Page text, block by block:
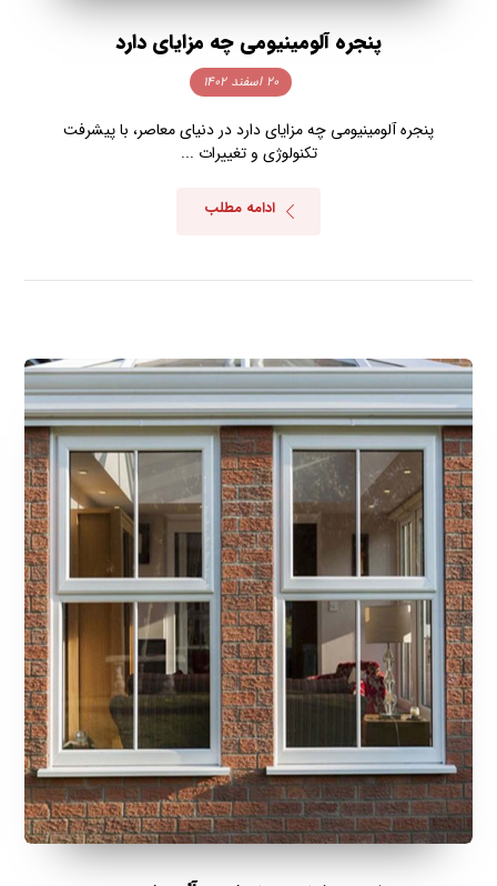
پنجره آلومینیومی چه مزایای دارد
۲۰ اسفند ۱۴۰۲
پنجره آلومینیومی چه مزایای دارد در دنیای معاصر، با پیشرفت
تکنولوژی و تغییرات ...
ادامه مطلب